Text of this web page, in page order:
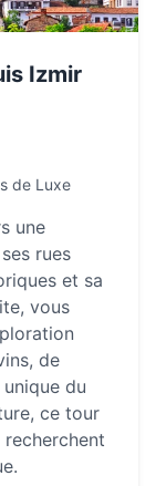
Izmir
de Luxe
une
rues
et sa
vous
de
du
ce tour